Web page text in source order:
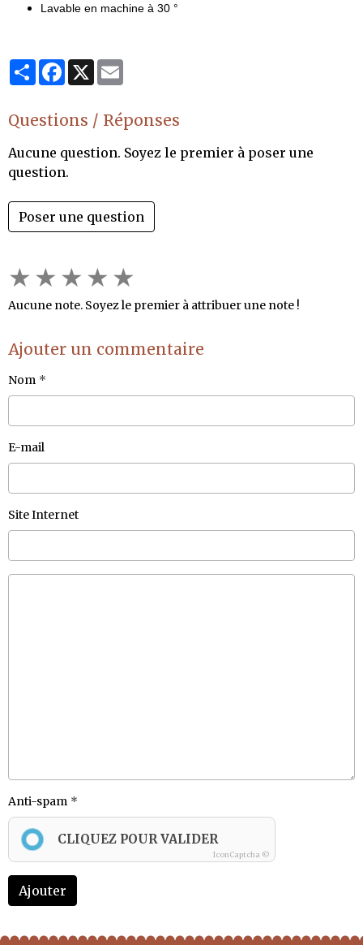
Lavable en machine à 30 °
PartagerFacebook
X
Questions / Réponses
Aucune question. Soyez le premier à poser une
question.
Poser une question
★ ★ ★ ★ ★
Aucune note. Soyez le premier à attribuer une note !
Ajouter un commentaire
Nom
E-mail
Site Internet
Anti-spam
CLIQUEZ POUR VALIDER
IconCaptcha ©
Ajouter